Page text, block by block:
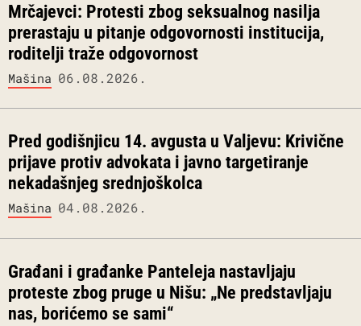
Mrčajevci: Protesti zbog seksualnog nasilja
prerastaju u pitanje odgovornosti institucija,
roditelji traže odgovornost
Mašina 06.08.2026.
Pred godišnjicu 14. avgusta u Valjevu: Krivične
prijave protiv advokata i javno targetiranje
nekadašnjeg srednjoškolca
Mašina 04.08.2026.
Građani i građanke Panteleja nastavljaju
proteste zbog pruge u Nišu: „Ne predstavljaju
nas, borićemo se sami“